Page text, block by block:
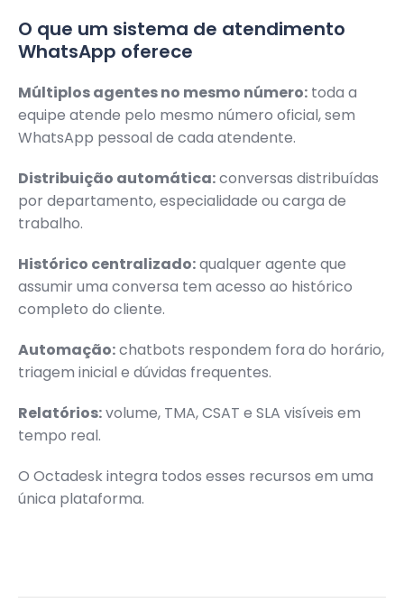
O que um sistema de atendimento
WhatsApp oferece
Múltiplos agentes no mesmo número: toda a
equipe atende pelo mesmo número oficial, sem
WhatsApp pessoal de cada atendente.
Distribuição automática:conversas distribuídas
por departamento, especialidade ou carga de
trabalho.
Histórico centralizado:qualquer agente que
assumir uma conversa tem acesso ao histórico
completo do cliente.
Automação:chatbots respondem fora do horário,
triagem inicial e dúvidas frequentes.
Relatórios:volume, TMA, CSAT e SLA visíveis em
tempo real.
O Octadesk integra todos esses recursos em uma
única plataforma.